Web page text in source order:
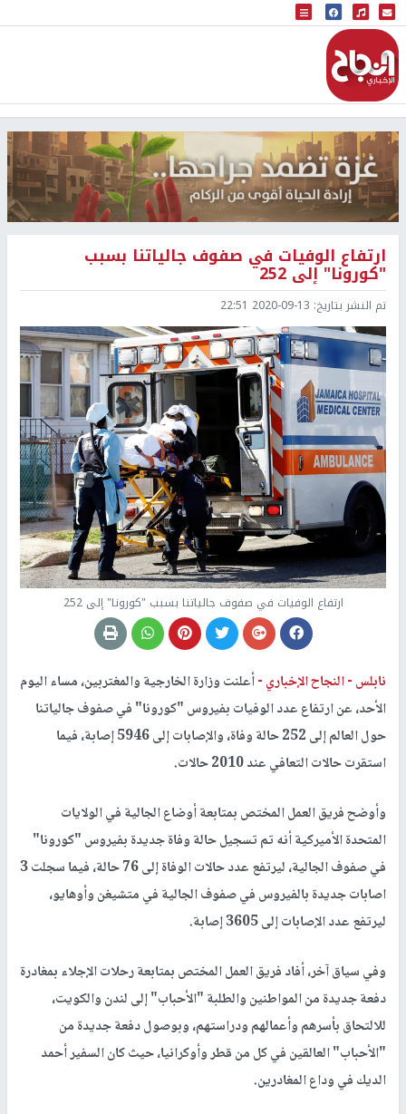
البث المباشر
إذاعة النجاح
ارتفاع الوفيات في صفوف جالياتنا بسبب
"كورونا" إلى 252
تم النشر بتاريخ: 2020-09-13 22:51
ارتفاع الوفيات في صفوف جالياتنا بسبب "كورونا" إلى 252
نابلس -النجاح الإخباري -أعلنت وزارة الخارجية والمغتربين، مساء اليوم
الأحد، عن ارتفاع عدد الوفيات بفيروس "كورونا" في صفوف جالياتنا
حول العالم إلى 252 حالة وفاة، والإصابات إلى 5946 إصابة، فيما
استقرت حالات التعافي عند 2010 حالات.
وأوضح فريق العمل المختص بمتابعة أوضاع الجالية في الولايات
المتحدة الأميركية أنه تم تسجيل حالة وفاة جديدة بفيروس "كورونا"
في صفوف الجالية، ليرتفع عدد حالات الوفاة إلى 76 حالة، فيما سجلت 3
اصابات جديدة بالفيروس في صفوف الجالية في متشيغن وأوهايو،
ليرتفع عدد الإصابات إلى 3605 إصابة.
وفي سياق آخر، أفاد فريق العمل المختص بمتابعة رحلات الإجلاء بمغادرة
دفعة جديدة من المواطنين والطلبة "الأحباب" إلى لندن والكويت،
للالتحاق بأسرهم وأعمالهم ودراستهم، وبوصول دفعة جديدة من
"الأحباب" العالقين في كل من قطر وأوكرانيا، حيث كان السفير أحمد
الديك في وداع المغادرين.